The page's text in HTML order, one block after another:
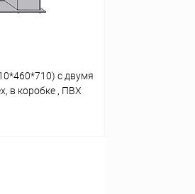
с двумя
в коробке , ПВХ